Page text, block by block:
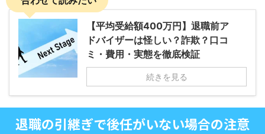
【平均受給額400万円】退職前ア
ドバイザーは怪しい？詐欺？口コ
ミ・費用・実態を徹底検証
続きを見る
退職の引継ぎで後任がいない場合の注意